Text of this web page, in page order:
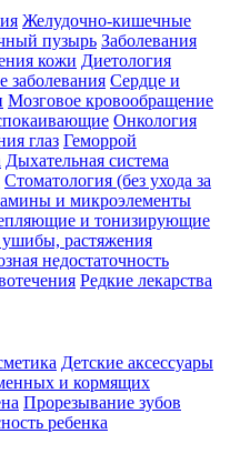
Желудочно-кишечные
пузырь Заболевания
кожи Диетология
Сердце и
Мозговое кровообращение
Онкология
глаз Геморрой
Дыхательная система
Стоматология (без ухода за
и микроэлементы
и тонизирующие
растяжения
недостаточность
Редкие лекарства
Детские аксессуары
и кормящих
Прорезывание зубов
ребенка